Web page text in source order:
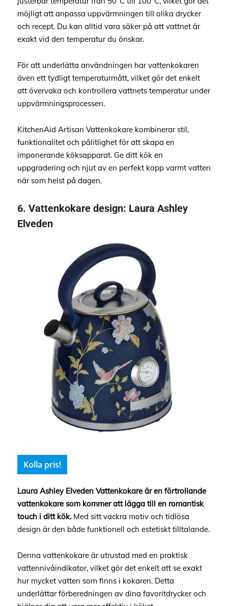
möjligt att anpassa uppvärmningen till olika drycker
och recept. Du kan alltid vara säker på att vattnet är
exakt vid den temperatur du önskar.
För att underlätta användningen har vattenkokaren
även ett tydligt temperaturmått, vilket gör det enkelt
att övervaka och kontrollera vattnets temperatur under
uppvärmningsprocessen.
KitchenAid Artisan Vattenkokare kombinerar stil,
funktionalitet och pålitlighet för att skapa en
imponerande köksapparat. Ge ditt kök en
uppgradering och njut av en perfekt kopp varmt vatten
när som helst på dagen.
6. Vattenkokare design: Laura Ashley
Elveden
Kolla pris!
Laura Ashley Elveden Vattenkokare är en förtrollande
vattenkokare som kommer att lägga till en romantisk
touch i ditt kök.Med sitt vackra motiv och tidlösa
design är den både funktionell och estetiskt tilltalande.
Denna vattenkokare är utrustad med en praktisk
vattennivåindikator, vilket gör det enkelt att se exakt
hur mycket vatten som finns i kokaren. Detta
underlättar förberedningen av dina favoritdrycker och